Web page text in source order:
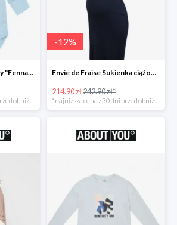
NAME IT Śpiochy/body "Fenna" -70%
*najniższa cena z 30 dni przed obniżką
-12%
Envie de Fraise Sukienka ciążowa "Chantal" -12%
214.90 zł242.90 zł*
*najniższa cena z 30 dni przed obniżką